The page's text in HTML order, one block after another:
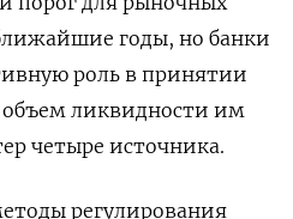
годы, но банки
роль в принятии
ликвидности им
четыре источника.
регулирования